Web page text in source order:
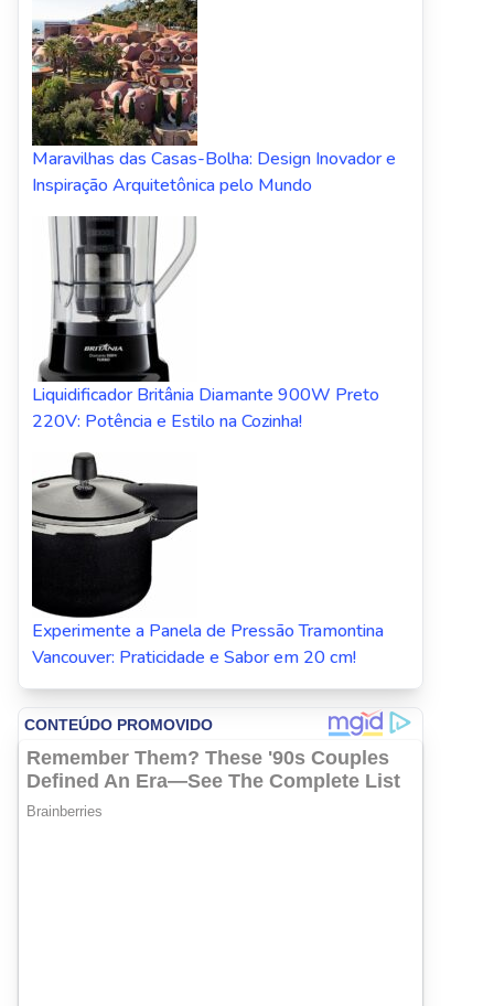
Maravilhas das Casas-Bolha: Design Inovador e
Inspiração Arquitetônica pelo Mundo
Liquidificador Britânia Diamante 900W Preto
220V: Potência e Estilo na Cozinha!
Experimente a Panela de Pressão Tramontina
Vancouver: Praticidade e Sabor em 20 cm!